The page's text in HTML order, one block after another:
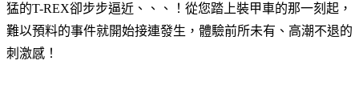
猛的T-REX卻步步逼近、、、！從您踏上裝甲車的那一刻起，
難以預料的事件就開始接連發生，體驗前所未有、高潮不退的
刺激感！